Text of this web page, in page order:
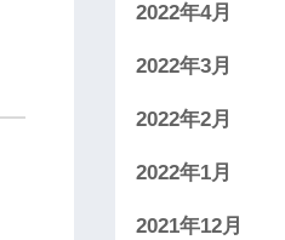
2022年4月
2022年3月
2022年2月
2022年1月
2021年12月